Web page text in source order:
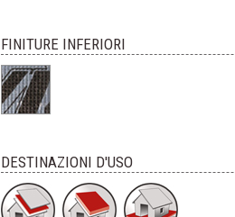
FINITURE INFERIORI
DESTINAZIONI D'USO